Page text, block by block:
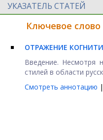
УКАЗАТЕЛЬ СТАТЕЙ
Ключевое
ОТРАЖЕНИЕ
Введение. Несмотря
стилей в области
Смотреть аннотацию |